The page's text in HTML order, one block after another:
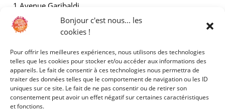
Bonjour c'est nous... les
cookies !
Pour offrir les meilleures expériences, nous utilisons des technologies
telles que les cookies pour stocker et/ou accéder aux informations des
appareils. Le fait de consentir à ces technologies nous permettra de
traiter des données telles que le comportement de navigation ou les ID
uniques sur ce site. Le fait de ne pas consentir ou de retirer son
consentement peut avoir un effet négatif sur certaines caractéristiques
et fonctions.
1 Avenue Garibaldi
21000 Dijon
AUTRES
Mentions légales
Politiques de confidentialité